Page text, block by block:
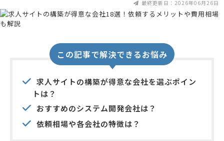
最終更新日：2026年06月26日
この記事で解決できるお悩み
求人サイトの構築が得意な会社を選ぶポイン
トは？
おすすめのシステム開発会社は？
依頼相場や各会社の特徴は？